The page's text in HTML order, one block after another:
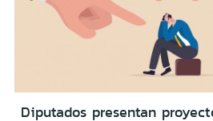
Diputados presentan